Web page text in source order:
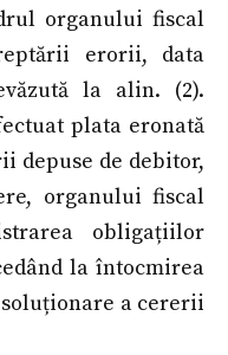
organului fiscal
erorii, data
la alin. (2).
plata eronată
depuse de debitor,
organului fiscal
obligațiilor
la întocmirea
a cererii